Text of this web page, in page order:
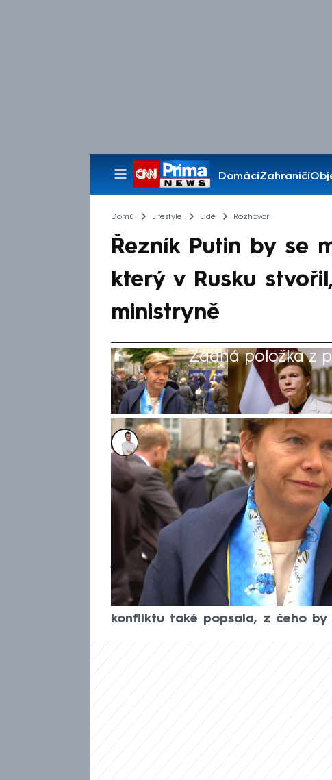
DomácíZahraničí
Pořady
Domů Lifestyle Lidé Rozhovor
Řezník Putin by se
který v Rusku
ministryně
Žádná položka z
Lukáš Cigánek
10. kvě 2025, 11:17
Ruský vládce v Rusku vede
končí, takže i on sám by se toho
pro CNN Prima NEWS během
řekla lotyšská ministryně
jako „řezníka z Kremlu“. Účast
přehlídce k výročí konce druhé
kontinent špatnou zprávou.
konfliktu také popsala, z čeho